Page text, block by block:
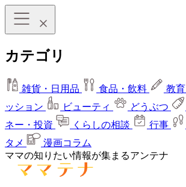
カテゴリ
雑貨・日用品 食品・飲料 教育
ッション
ビューティ どうぶつ
ネー・投資
くらしの相談 行事
タメ
漫画コラム
ママの知りたい情報が集まるアンテナ